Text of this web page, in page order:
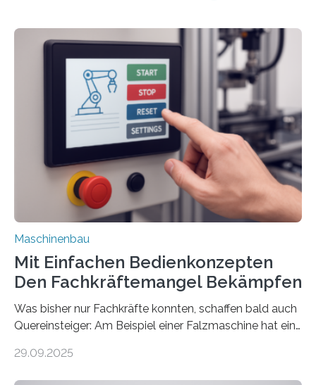
Maschinenbau
Mit Einfachen Bedienkonzepten
Den Fachkräftemangel Bekämpfen
Was bisher nur Fachkräfte konnten, schaffen bald auch
Quereinsteiger: Am Beispiel einer Falzmaschine hat ein
Mensch-Maschine-Schnittstelle so sehr vereinfacht,
29.09.2025